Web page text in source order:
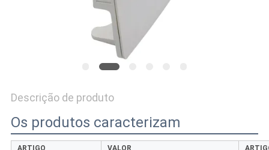
Descrição de produto
Os produtos caracterizam